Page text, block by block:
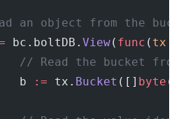
an object from the
bc.boltDB.View( func ( tx
// Read the bucket from
b
:= tx. Bucket ([] byte (